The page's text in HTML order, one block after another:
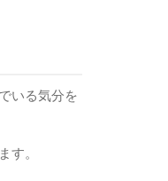
いる気分を
す。